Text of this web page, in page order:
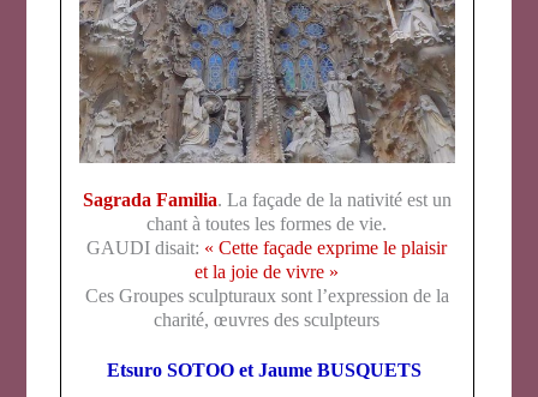
Sagrada Familia. La façade de la nativité est un
chant à toutes les formes de vie.
GAUDI disait: « Cette façade exprime le plaisir
et la joie de vivre »
Ces Groupes sculpturaux sont l’expression de la
charité, œuvres des sculpteurs
Etsuro SOTOO et Jaume BUSQUETS